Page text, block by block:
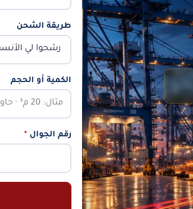
طريقة الشحن
الكمية أو الحجم
رقم الجوال *